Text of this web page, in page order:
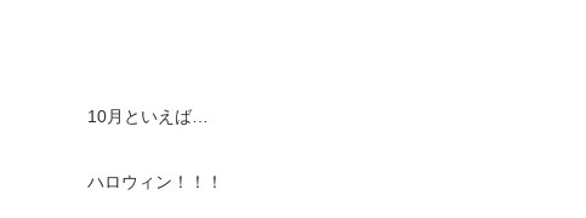
10月といえば…
ハロウィン！！！